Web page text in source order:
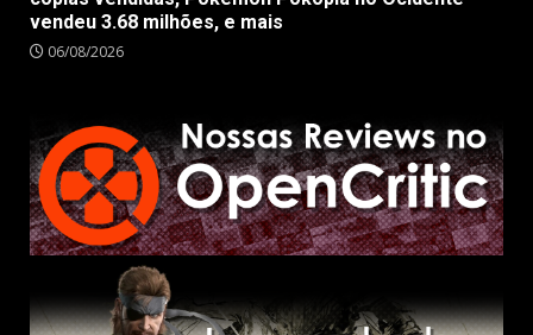
vendeu 3.68 milhões, e mais
06/08/2026